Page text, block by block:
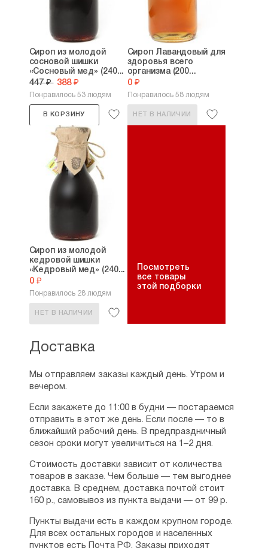
Сироп из молодой
сосновой шишки
«Сосновый мед» (240...
447 ₽ 388 ₽
Понравилось 53 людям
В КОРЗИНУ
Сироп Лавандовый для
здоровья всего
организма (200...
0 ₽
Понравилось 58 людям
НЕТ В НАЛИЧИИ
Сироп из молодой
кедровой шишки
«Кедровый мед» (240...
0 ₽
Понравилось 28 людям
НЕТ В НАЛИЧИИ
Посмотреть
все товары
этой подборки
Доставка
Мы отправляем заказы каждый день. Утром и
вечером.
Если закажете до 11:00 в будни — постараемся
отправить в этот же день. Если после — то в
ближайший рабочий день. В предпраздничный
сезон сроки могут увеличиться на 1–2 дня.
Стоимость доставки зависит от количества
товаров в заказе. Чем больше — тем выгоднее
доставка. В среднем, доставка почтой стоит
160 р., самовывоз из пункта выдачи — от 99 р.
Пункты выдачи есть в каждом крупном городе.
Для всех остальных городов и населенных
пунктов есть Почта РФ. Заказы приходят